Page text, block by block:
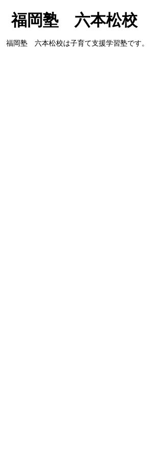
中高一貫校中学生にも読
んでいただきたいブログ
です！ 読んでいると、
​福岡塾 六本松校
​福岡塾 六本松校は子育て支援学習塾です。